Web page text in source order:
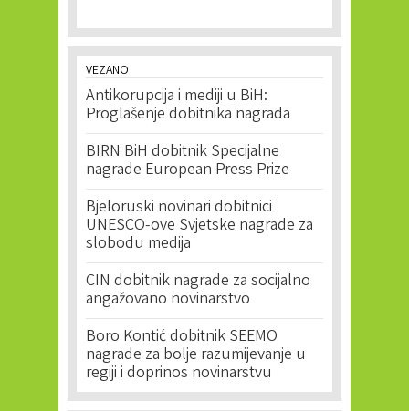
VEZANO
Antikorupcija i mediji u BiH:
Proglašenje dobitnika nagrada
BIRN BiH dobitnik Specijalne
nagrade European Press Prize
Bjeloruski novinari dobitnici
UNESCO-ove Svjetske nagrade za
slobodu medija
CIN dobitnik nagrade za socijalno
angažovano novinarstvo
Boro Kontić dobitnik SEEMO
nagrade za bolje razumijevanje u
regiji i doprinos novinarstvu